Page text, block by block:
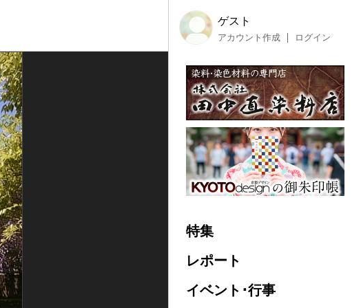
ゲスト
アカウント作成 ログイン
特集
レポート
イベント･行事